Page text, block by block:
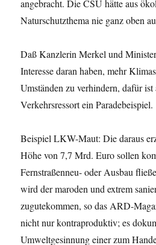
angebracht. Die CSU hätte aus
Naturschutzthema nie ganz oben
Daß Kanzlerin Merkel und
Interesse daran haben, mehr
Umständen zu verhindern, dafür ist
Verkehrsressort ein Paradebeispiel.
Beispiel LKW-Maut: Die daraus
Höhe von 7,7 Mrd. Euro sollen
Fernstraßenneu- oder Ausbau
wird der maroden und extrem
zugutekommen, so das ARD-
nicht nur kontraproduktiv; es
Umweltgesinnung einer zum